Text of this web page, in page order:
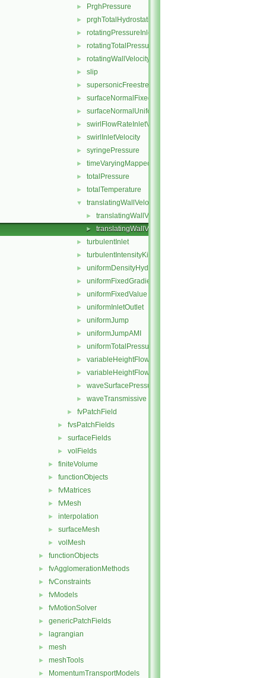
► PrghPressure
► prghTotalHydrostaticPressure
► rotatingPressureInletOutletVelocity
► rotatingTotalPressure
► rotatingWallVelocity
► slip
► supersonicFreestream
► surfaceNormalFixedValue
► surfaceNormalUniformFixedValue
► swirlFlowRateInletVelocity
► swirlInletVelocity
► syringePressure
► timeVaryingMappedFixedValue
► totalPressure
► totalTemperature
▼ translatingWallVelocity
► translatingWallVelocityFvPatchVectorField.C
► translatingWallVelocityFvPatchVectorField.H
► turbulentInlet
► turbulentIntensityKineticEnergyInlet
► uniformDensityHydrostaticPressure
► uniformFixedGradient
► uniformFixedValue
► uniformInletOutlet
► uniformJump
► uniformJumpAMI
► uniformTotalPressure
► variableHeightFlowRate
► variableHeightFlowRateInletVelocity
► waveSurfacePressure
► waveTransmissive
► fvPatchField
► fvsPatchFields
► surfaceFields
► volFields
► finiteVolume
► functionObjects
► fvMatrices
► fvMesh
► interpolation
► surfaceMesh
► volMesh
► functionObjects
► fvAgglomerationMethods
► fvConstraints
► fvModels
► fvMotionSolver
► genericPatchFields
► lagrangian
► mesh
► meshTools
► MomentumTransportModels